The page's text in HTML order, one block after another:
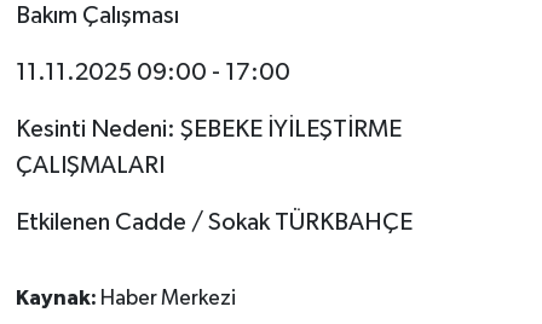
Bakım Çalışması
11.11.2025 09:00 - 17:00
Kesinti Nedeni: ŞEBEKE İYİLEŞTİRME
ÇALIŞMALARI
Etkilenen Cadde / Sokak TÜRKBAHÇE
Kaynak: Haber Merkezi
Yaşam
Yeme-İçme
Yemek